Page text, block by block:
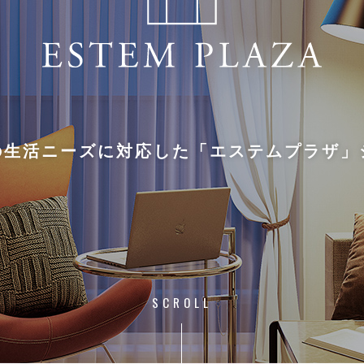
活ニーズに対応した 「エステムプラザ
SCROLL